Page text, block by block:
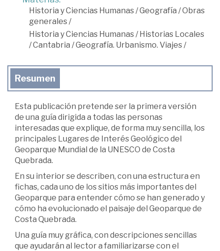
Historia y Ciencias Humanas /Geografía /Obras
generales /
Historia y Ciencias Humanas /Historias Locales
/Cantabria /Geografía. Urbanismo. Viajes /
Resumen
Esta publicación pretende ser la primera versión
de una guía dirigida a todas las personas
interesadas que explique, de forma muy sencilla, los
principales Lugares de Interés Geológico del
Geoparque Mundial de la UNESCO de Costa
Quebrada.
En su interior se describen, con una estructura en
fichas, cada uno de los sitios más importantes del
Geoparque para entender cómo se han generado y
cómo ha evolucionado el paisaje del Geoparque de
Costa Quebrada.
Una guía muy gráfica, con descripciones sencillas
que ayudarán al lector a familiarizarse con el